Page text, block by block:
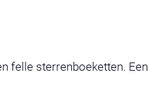
felle sterrenboeketten. Een